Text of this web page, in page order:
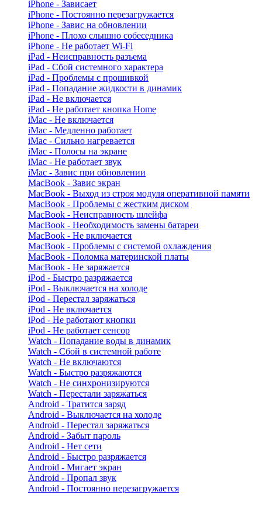
iPhone - Зависает
iPhone - Постоянно перезагружается
iPhone - Завис на обновлении
iPhone - Плохо слышно собеседника
iPhone - Не работает Wi-Fi
iPad - Неисправность разъема
iPad - Сбой системного характера
iPad - Проблемы с прошивкой
iPad - Попадание жидкости в динамик
iPad - Не включается
iPad - Не работает кнопка Home
iMac - Не включается
iMac - Медленно работает
iMac - Сильно нагревается
iMac - Полосы на экране
iMac - Не работает звук
iMac - Завис при обновлении
MacBook - Завис экран
MacBook - Выход из строя модуля оперативной памяти
MacBook - Проблемы с жестким диском
MacBook - Неисправность шлейфа
MacBook - Необходимость замены батареи
MacBook - Не включается
MacBook - Проблемы с системой охлаждения
MacBook - Поломка материнской платы
MacBook - Не заряжается
iPod - Быстро разряжается
iPod - Выключается на холоде
iPod - Перестал заряжаться
iPod - Не включается
iPod - Не работают кнопки
iPod - Не работает сенсор
Watch - Попадание воды в динамик
Watch - Сбой в системной работе
Watch - Не включаются
Watch - Быстро разряжаются
Watch - Не синхронизируются
Watch - Перестали заряжаться
Android - Тратится заряд
Android - Выключается на холоде
Android - Перестал заряжаться
Android - Забыт пароль
Android - Нет сети
Android - Быстро разряжается
Android - Мигает экран
Android - Пропал звук
Android - Постоянно перезагружается